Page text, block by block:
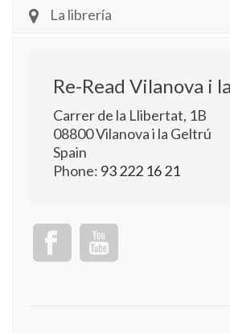
La librería
Re-Read Vilanova i
Carrer de la Llibertat, 1B
08800Vilanova i la Geltrú
Spain
Phone: 93 222 16 21